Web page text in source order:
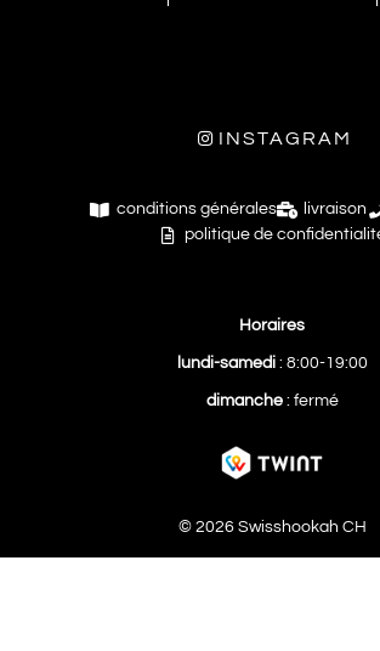
INSTAGRAM
conditions générales livraison
politique de
Horaires
lundi-samedi: 8:00-19:00
dimanche: fermé
© 2026 Swisshookah CH